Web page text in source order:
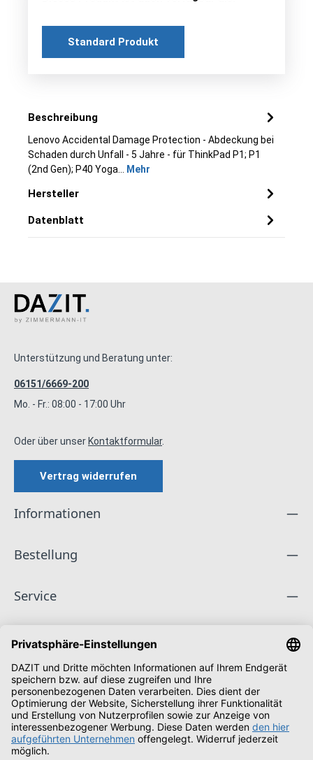
Standard Produkt
Beschreibung
Lenovo Accidental Damage Protection - Abdeckung bei
Schaden durch Unfall - 5 Jahre - für ThinkPad P1; P1
(2nd Gen); P40 Yoga… Mehr
Hersteller
Datenblatt
Unterstützung und Beratung unter:
06151/6669-200
Mo. - Fr.: 08:00 - 17:00 Uhr
Oder über unserKontaktformular.
Vertrag widerrufen
Informationen
Bestellung
Service
Unternehmen
Folge uns
Zahlungsarten